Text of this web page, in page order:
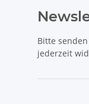
Bitte
jederzeit